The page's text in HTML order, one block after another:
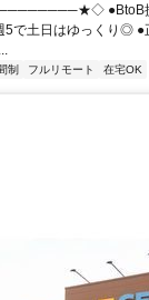
●BtoB提
5で土日はゆっくり◎ ●
制 フルリモート 在宅OK